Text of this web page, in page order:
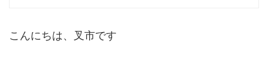
こんにちは、叉市です